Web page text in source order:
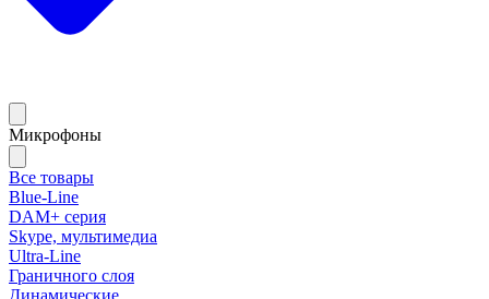
Микрофоны
Все товары
Blue-Line
DAM+ серия
Skype, мультимедиа
Ultra-Line
Граничного слоя